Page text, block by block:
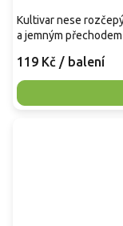
119 Kč / balení
Kultivar nese
a jemným přechodem